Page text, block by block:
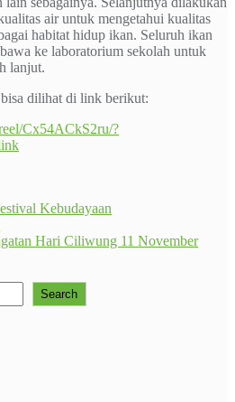
air untuk mengetahui kualitas
habitat hidup ikan. Seluruh ikan
ke laboratorium sekolah untuk
lanjut.
dilihat di link berikut:
Cx54ACkS2ru/?
Kebudayaan
Hari Ciliwung 11 November
Search